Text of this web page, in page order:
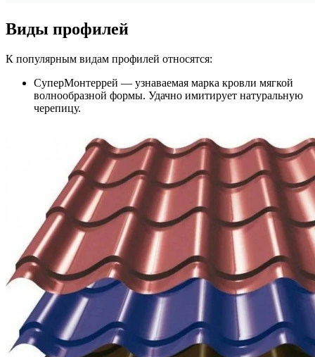
Виды профилей
К популярным видам профилей относятся:
СуперМонтеррей — узнаваемая марка кровли мягкой
волнообразной формы. Удачно имитирует натуральную
черепицу.